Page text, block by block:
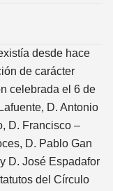
desde hace
de carácter
celebrada el 6 de
D. Antonio
D. Francisco –
D. Pablo Gan
D. José Espadafor
del Círculo